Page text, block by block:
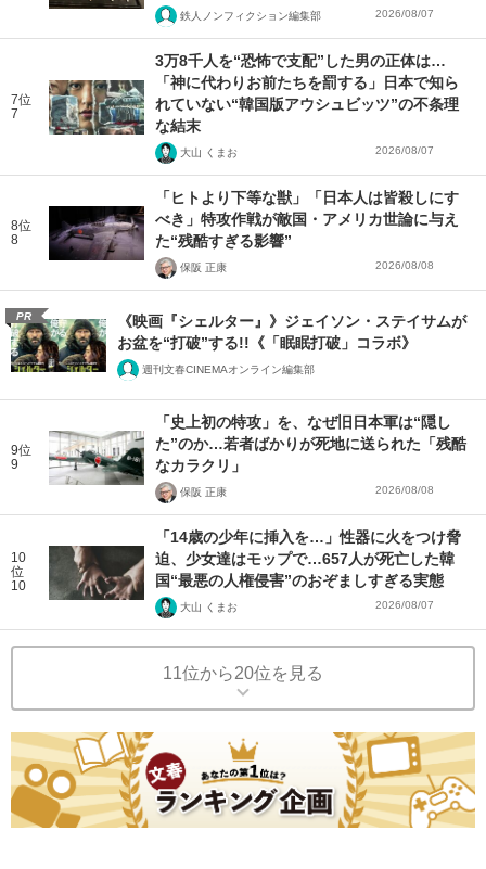
鉄人ノンフィクション編集部 2026/08/07
7位
7
3万8千人を“恐怖で支配”した男の正体は…
「神に代わりお前たちを罰する」日本で知ら
れていない“韓国版アウシュビッツ”の不条理
な結末
大山 くまお 2026/08/07
8位
8
「ヒトより下等な獣」「日本人は皆殺しにす
べき」特攻作戦が敵国・アメリカ世論に与え
た“残酷すぎる影響”
保阪 正康 2026/08/08
PR
《映画『シェルター』》ジェイソン・ステイサムが
お盆を“打破”する!!《「眠眠打破」コラボ》
週刊文春CINEMAオンライン編集部
9位
9
「史上初の特攻」を、なぜ旧日本軍は“隠し
た”のか…若者ばかりが死地に送られた「残酷
なカラクリ」
保阪 正康 2026/08/08
10
位
10
「14歳の少年に挿入を…」性器に火をつけ脅
迫、少女達はモップで…657人が死亡した韓
国“最悪の人権侵害”のおぞましすぎる実態
大山 くまお 2026/08/07
11位から20位を見る